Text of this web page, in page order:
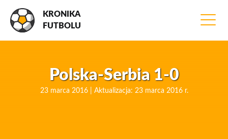
KRONIKA
FUTBOLU
Polska-Serbia 1-0
23 marca 2016 | Aktualizacja: 23 marca 2016 r.